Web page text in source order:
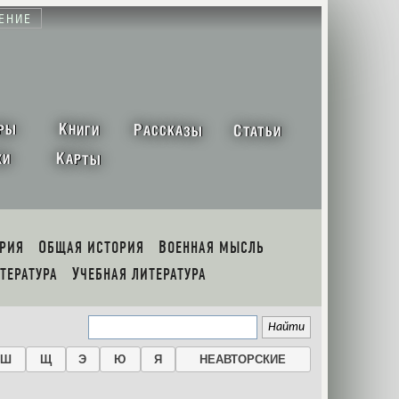
КНИГИ РАССКАЗЫ СТАТЬИ
КАРТЫ
ОБЩАЯ ИСТОРИЯ
ВОЕННАЯ МЫСЛЬ
УЧЕБНАЯ ЛИТЕРАТУРА
Ш Щ Э Ю Я НЕАВТОРСКИЕ